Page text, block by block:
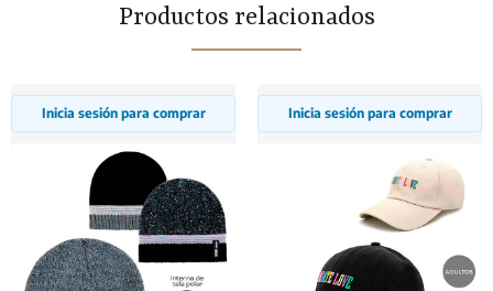
Productos relacionados
Inicia sesión para comprar Inicia sesión para comprar